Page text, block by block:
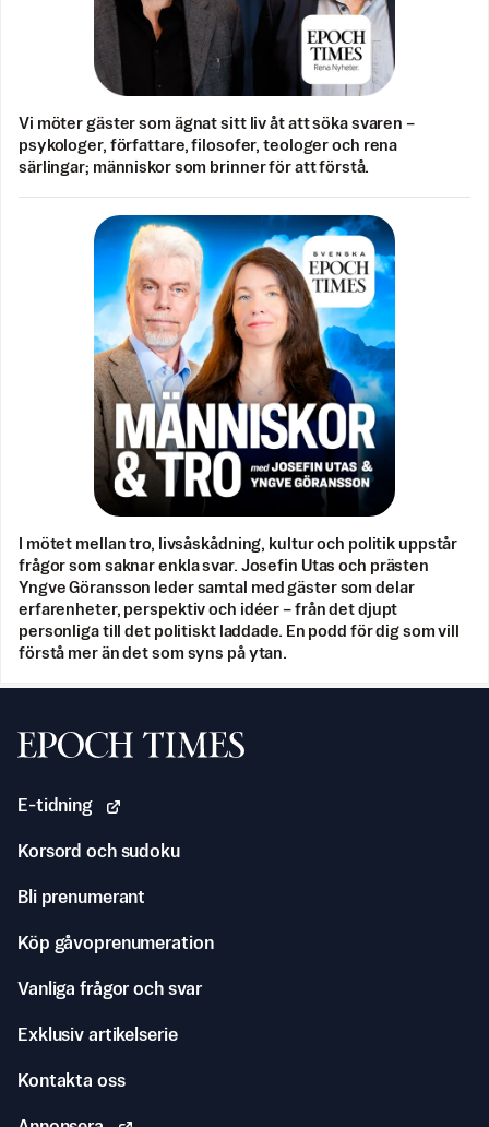
Vi möter gäster som ägnat sitt liv åt att söka svaren –
psykologer, författare, filosofer, teologer och rena
särlingar; människor som brinner för att förstå.
I mötet mellan tro, livsåskådning, kultur och politik uppstår
frågor som saknar enkla svar. Josefin Utas och prästen
Yngve Göransson leder samtal med gäster som delar
erfarenheter, perspektiv och idéer – från det djupt
personliga till det politiskt laddade. En podd för dig som vill
förstå mer än det som syns på ytan.
Svenska Epoch Times
E-tidning
Korsord och sudoku
Bli prenumerant
Köp gåvoprenumeration
Vanliga frågor och svar
Exklusiv artikelserie
Kontakta oss